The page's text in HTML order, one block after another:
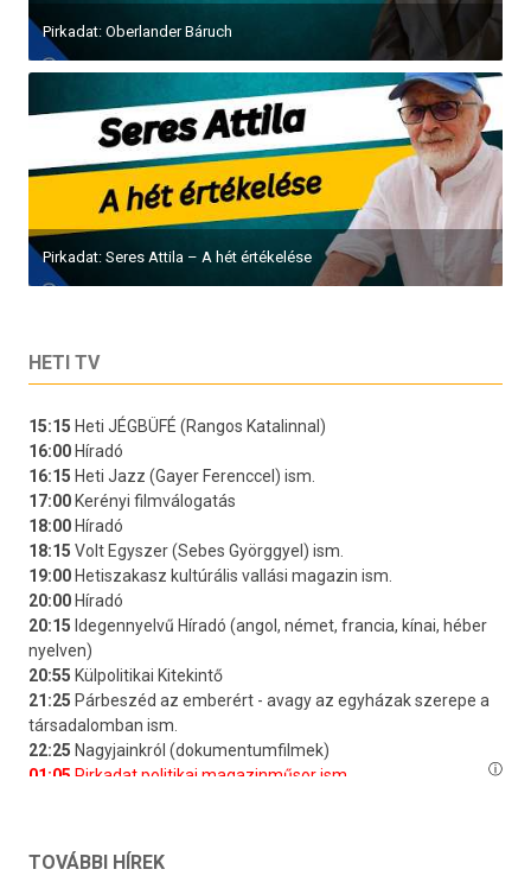
Pirkadat: Oberlander Báruch
Pirkadat: Seres Attila – A hét értékelése
HETI TV
TOVÁBBI HÍREK